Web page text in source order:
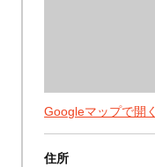
Googleマップで開く
住所